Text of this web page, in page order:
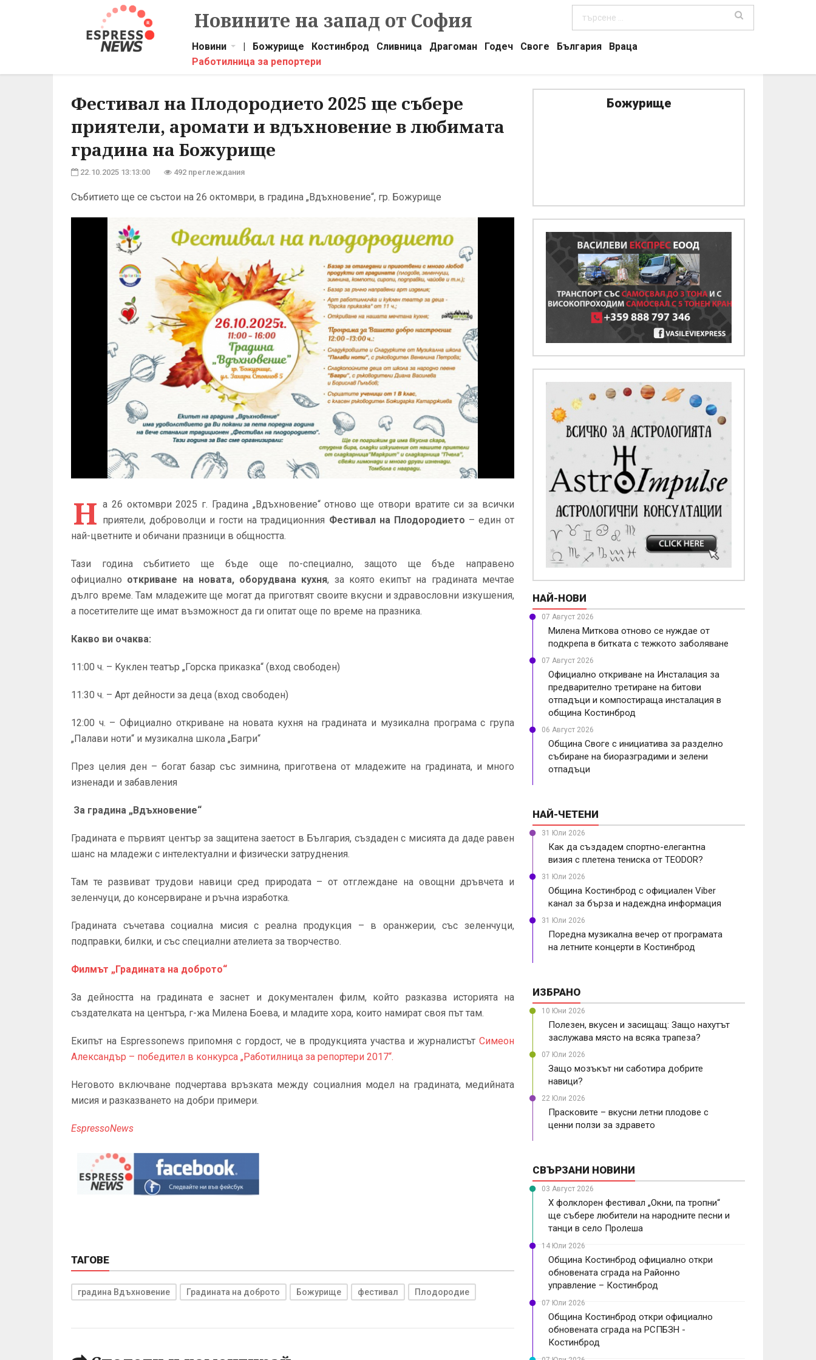
Новините на запад от София
Новини | Божурище Костинброд Сливница Драгоман Годеч Своге България
Враца
Работилница за репортери
Фестивал на Плодородието 2025 ще събере
приятели, аромати и вдъхновение в любимата
градина на Божурище
22.10.2025 13:13:00 492 преглеждания
Събитието ще се състои на 26 октомври, в градина „Вдъхновение“, гр. Божурище
Н а 26 октомври 2025 г. Градина „Вдъхновение“ отново ще отвори вратите си за всички
приятели, доброволци и гости на традиционния Фестивал на Плодородието – един от
най-цветните и обичани празници в общността.
Тази година събитието ще бъде още по-специално, защото ще бъде направено
официално откриване на новата, оборудвана кухня, за която екипът на градината мечтае
дълго време. Там младежите ще могат да приготвят своите вкусни и здравословни изкушения,
а посетителите ще имат възможност да ги опитат още по време на празника.
Какво ви очаква:
11:00 ч. – Kуклен театър „Горска приказка“ (вход свободен)
11:30 ч. – Aрт дейности за деца (вход свободен)
12:00 ч. – Oфициално откриване на новата кухня на градината и музикална програма с група
„Палави ноти“ и музикална школа „Багри“
През целия ден – богат базар със зимнина, приготвена от младежите на градината, и много
изненади и забавления
За градина „Вдъхновение“
Градината е първият център за защитена заетост в България, създаден с мисията да даде равен
шанс на младежи с интелектуални и физически затруднения.
Там те развиват трудови навици сред природата – от отглеждане на овощни дръвчета и
зеленчуци, до консервиране и ръчна изработка.
Градината съчетава социална мисия с реална продукция – в оранжерии, със зеленчуци,
подправки, билки, и със специални ателиета за творчество.
Филмът „Градината на доброто“
За дейността на градината е заснет и документален филм, който разказва историята на
създателката на центъра, г-жа Милена Боева, и младите хора, които намират своя път там.
Екипът на Espressonews припомня с гордост, че в продукцията участва и журналистът Симеон
Александър – победител в конкурса „Работилница за репортери 2017“.
Неговото включване подчертава връзката между социалния модел на градината, медийната
мисия и разказването на добри примери.
EspressoNews
ТАГОВЕ
градина Вдъхновение Градината на доброто Божурище фестивал Плодородие
Божурище
НАЙ-НОВИ
07 Август 2026
Милена Миткова отново се нуждае от
подкрепа в битката с тежкото заболяване
07 Август 2026
Официално откриване на Инсталация за
предварително третиране на битови
отпадъци и компостираща инсталация в
община Костинброд
06 Август 2026
Община Своге с инициатива за разделно
събиране на биоразградими и зелени
отпадъци
НАЙ-ЧЕТЕНИ
31 Юли 2026
Как да създадем спортно-елегантна
визия с плетена тениска от TEODOR?
31 Юли 2026
Община Костинброд с официален Viber
канал за бърза и надеждна информация
31 Юли 2026
Поредна музикална вечер от програмата
на летните концерти в Костинброд
ИЗБРАНО
10 Юни 2026
Полезен, вкусен и засищащ: Защо нахутът
заслужава място на всяка трапеза?
07 Юли 2026
Защо мозъкът ни саботира добрите
навици?
22 Юли 2026
Прасковите – вкусни летни плодове с
ценни ползи за здравето
СВЪРЗАНИ НОВИНИ
03 Август 2026
X фолклорен фестивал „Окни, па тропни“
ще събере любители на народните песни и
танци в село Пролеша
14 Юли 2026
Община Костинброд официално откри
обновената сграда на Районно
управление – Костинброд
07 Юли 2026
Община Костинброд откри официално
обновената сграда на РСПБЗН -
Костинброд